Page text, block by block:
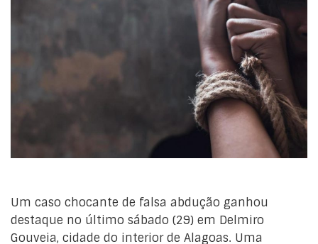
Um caso chocante de falsa abdução ganhou
destaque no último sábado (29) em Delmiro
Gouveia, cidade do interior de Alagoas. Uma